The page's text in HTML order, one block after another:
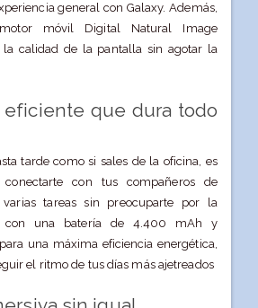
general con Galaxy. Además,
móvil Digital Natural Image
la calidad de la pantalla sin agotar la
eficiente que dura todo
tarde como si sales de la oficina, es
conectarte con tus compañeros de
tareas sin preocuparte por la
con una batería de 4.400 mAh y
una máxima eficiencia energética,
el ritmo de tus días más ajetreados